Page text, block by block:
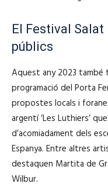
El Festival Salat
públics
Aquest any 2023 també
programació del Porta
propostes locals i
argentí ‘Les Luthiers’
d’acomiadament dels
Espanya. Entre altres
destaquen Martita de
Wilbur.